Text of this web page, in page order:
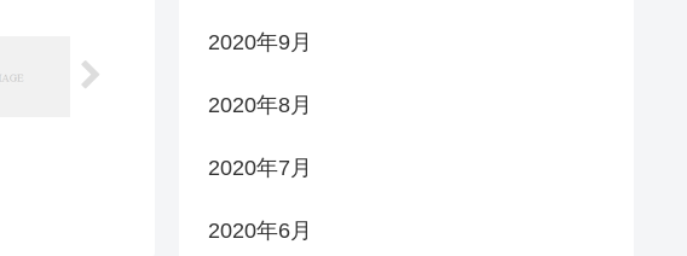
2020年9月
2020年8月
2020年7月
2020年6月